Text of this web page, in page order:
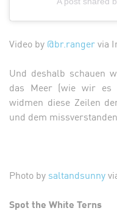
Video by @br.rangervia
Und deshalb schauen
das Meer (wie wir es
widmen diese Zeilen
und dem
Photo by saltandsunny
Spot the White Terns